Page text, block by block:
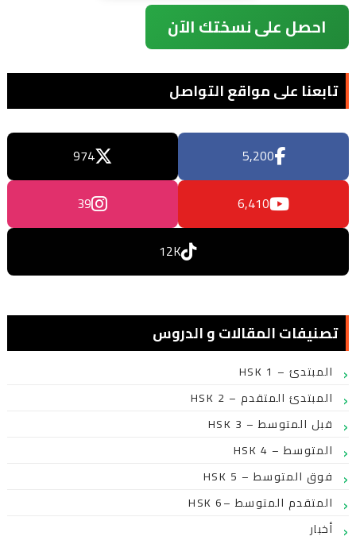
احصل على نسختك الآن
تابعنا على مواقع التواصل
5,200
974
6,410
39
12K
تصنيفات المقالات و الدروس
HSK 1 – المبتدئ
HSK 2 – المبتدئ المتقدم
HSK 3 – قبل المتوسط
HSK 4 – المتوسط
HSK 5 – فوق المتوسط
HSK 6– المتقدم المتوسط
أخبار